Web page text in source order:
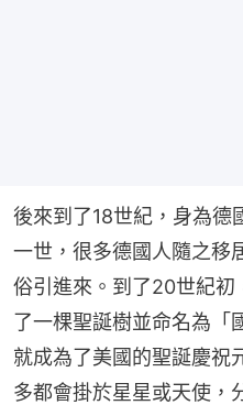
後來到了18世紀，身為德
一世，很多德國人隨之移
俗引進來。到了20世紀初
了一棵聖誕樹並命名為「
就成為了美國的聖誕慶祝
多都會掛於星星或天使，